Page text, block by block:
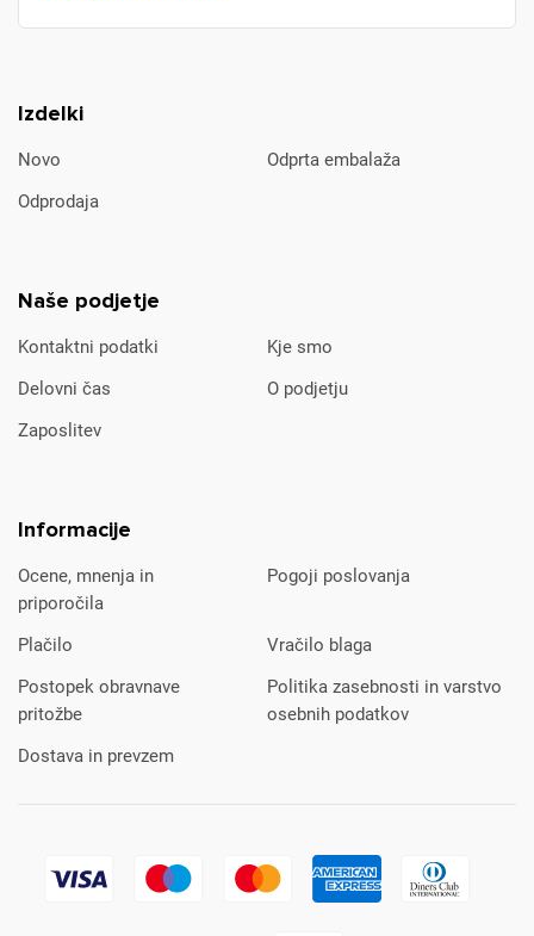
Izdelki
Novo
Odprta embalaža
Odprodaja
Naše podjetje
Kontaktni podatki
Kje smo
Delovni čas
O podjetju
Zaposlitev
Informacije
Ocene, mnenja in
priporočila
Pogoji poslovanja
Plačilo
Vračilo blaga
Postopek obravnave
pritožbe
Politika zasebnosti in varstvo
osebnih podatkov
Dostava in prevzem